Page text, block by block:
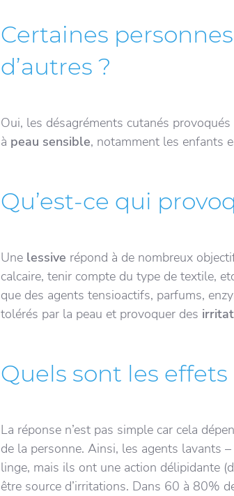
Certaines
d’autres ?
Oui, les désagréments cutanés provoqués
à peau sensible, notamment les enfants
Qu’est-ce qui
Une lessive répond à de nombreux
calcaire, tenir compte du type de textile,
que des agents tensioactifs, parfums,
tolérés par la peau et provoquer des
Quels sont les
La réponse n’est pas simple car cela
de la personne. Ainsi, les agents lavants
linge, mais ils ont une action délipidante
être source d’irritations. Dans 60 à 80%